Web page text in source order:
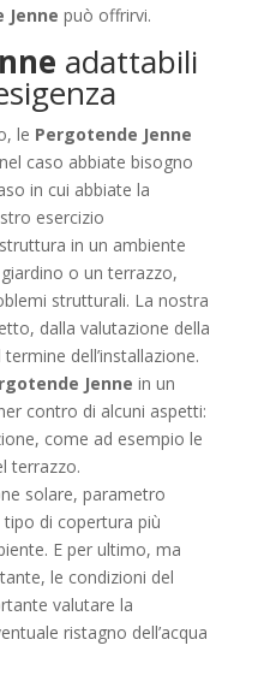
Jenne può offrirvi.
adattabili
le Pergotende Jenne
caso abbiate bisogno
in cui abbiate la
esercizio
in un ambiente
o un terrazzo,
strutturali. La nostra
dalla valutazione della
dell’installazione.
Jenne in un
contro di alcuni aspetti:
come ad esempio le
terrazzo.
solare, parametro
di copertura più
E per ultimo, ma
le condizioni del
valutare la
ristagno dell’acqua